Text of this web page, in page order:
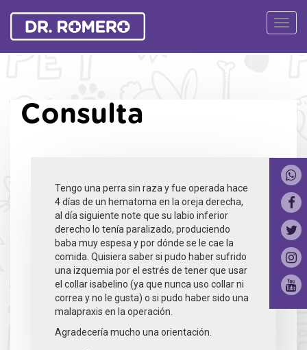
Ver
Consulta
Tengo una perra sin raza y fue operada hace
4 días de un hematoma en la oreja derecha,
al día siguiente note que su labio inferior
derecho lo tenía paralizado, produciendo
baba muy espesa y por dónde se le cae la
comida. Quisiera saber si pudo haber sufrido
una izquemia por el estrés de tener que usar
el collar isabelino (ya que nunca uso collar ni
correa y no le gusta) o si pudo haber sido una
malapraxis en la operación.
Agradecería mucho una orientación.